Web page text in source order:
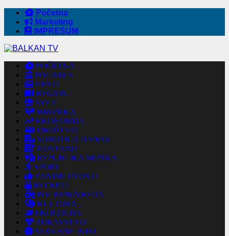
Početna
Marketing
IMPRESUM
POČETNA
POLITIKA
VESTI
REGION
SVET
HRONIKA
EKONOMIJA
DRUŠTVO
SUBOTICA DANAS
NOVI SAD
REPUBLIKA SRPSKA
SPORT
ZANIMLJIVOSTI
RECEPTI
POLJOPRIVREDA
KULTURA
EKOLOGIJA
ZDRAVSTVO
SERVISNE INFO